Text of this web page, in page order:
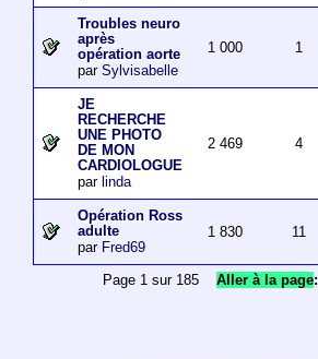
Troubles neuro
après
opération aorte
par Sylvisabelle
1 000 1
JE
RECHERCHE
UNE PHOTO
DE MON
CARDIOLOGUE
par linda
2 469 4
Opération Ross
adulte
par Fred69
1 830 11
Page 1 sur 185Aller à la page: